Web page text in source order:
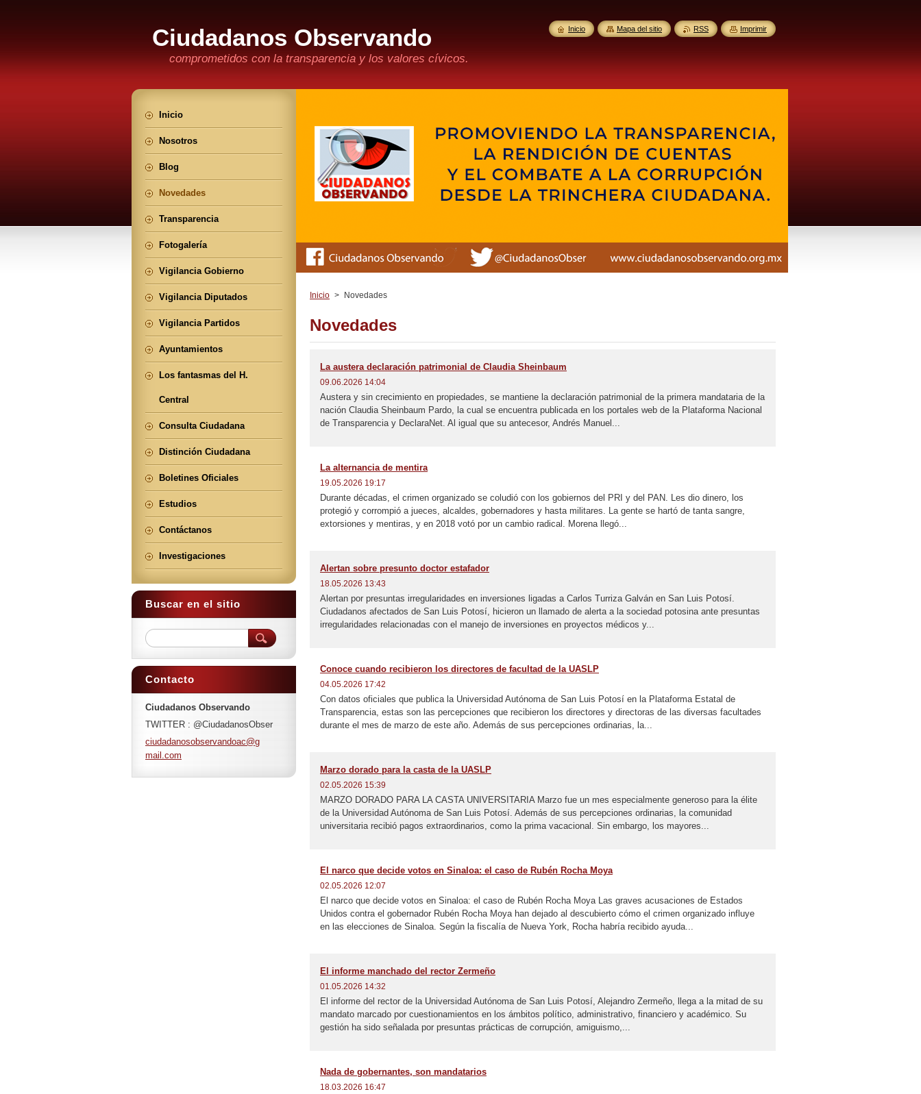
Ciudadanos Observando
comprometidos con la transparencia y los valores cívicos.
Inicio > Novedades
Novedades
La austera declaración patrimonial de Claudia Sheinbaum
09.06.2026 14:04
Austera y sin crecimiento en propiedades, se mantiene la declaración patrimonial de la primera mandataria de la
nación Claudia Sheinbaum Pardo, la cual se encuentra publicada en los portales web de la Plataforma Nacional
de Transparencia y DeclaraNet. Al igual que su antecesor, Andrés Manuel...
La alternancia de mentira
19.05.2026 19:17
Durante décadas, el crimen organizado se coludió con los gobiernos del PRI y del PAN. Les dio dinero, los
protegió y corrompió a jueces, alcaldes, gobernadores y hasta militares. La gente se hartó de tanta sangre,
extorsiones y mentiras, y en 2018 votó por un cambio radical. Morena llegó...
Alertan sobre presunto doctor estafador
18.05.2026 13:43
Alertan por presuntas irregularidades en inversiones ligadas a Carlos Turriza Galván en San Luis Potosí.
Ciudadanos afectados de San Luis Potosí, hicieron un llamado de alerta a la sociedad potosina ante presuntas
irregularidades relacionadas con el manejo de inversiones en proyectos médicos y...
Conoce cuando recibieron los directores de facultad de la UASLP
04.05.2026 17:42
Con datos oficiales que publica la Universidad Autónoma de San Luis Potosí en la Plataforma Estatal de
Transparencia, estas son las percepciones que recibieron los directores y directoras de las diversas facultades
durante el mes de marzo de este año. Además de sus percepciones ordinarias, la...
Marzo dorado para la casta de la UASLP
02.05.2026 15:39
MARZO DORADO PARA LA CASTA UNIVERSITARIA Marzo fue un mes especialmente generoso para la élite
de la Universidad Autónoma de San Luis Potosí. Además de sus percepciones ordinarias, la comunidad
universitaria recibió pagos extraordinarios, como la prima vacacional. Sin embargo, los mayores...
El narco que decide votos en Sinaloa: el caso de Rubén Rocha Moya
02.05.2026 12:07
El narco que decide votos en Sinaloa: el caso de Rubén Rocha Moya Las graves acusaciones de Estados
Unidos contra el gobernador Rubén Rocha Moya han dejado al descubierto cómo el crimen organizado influye
en las elecciones de Sinaloa. Según la fiscalía de Nueva York, Rocha habría recibido ayuda...
El informe manchado del rector Zermeño
01.05.2026 14:32
El informe del rector de la Universidad Autónoma de San Luis Potosí, Alejandro Zermeño, llega a la mitad de su
mandato marcado por cuestionamientos en los ámbitos político, administrativo, financiero y académico. Su
gestión ha sido señalada por presuntas prácticas de corrupción, amiguismo,...
Nada de gobernantes, son mandatarios
18.03.2026 16:47
Inicio
Nosotros
Blog
Novedades
Transparencia
Fotogalería
Vigilancia Gobierno
Vigilancia Diputados
Vigilancia Partidos
Ayuntamientos
Los fantasmas del H.
Central
Consulta Ciudadana
Distinción Ciudadana
Boletines Oficiales
Estudios
Contáctanos
Investigaciones
Buscar en el sitio
Contacto
Ciudadanos Observando
TWITTER : @CiudadanosObser
ciudadanosobservandoac@g
mail.com
Inicio Mapa del sitio RSS Imprimir